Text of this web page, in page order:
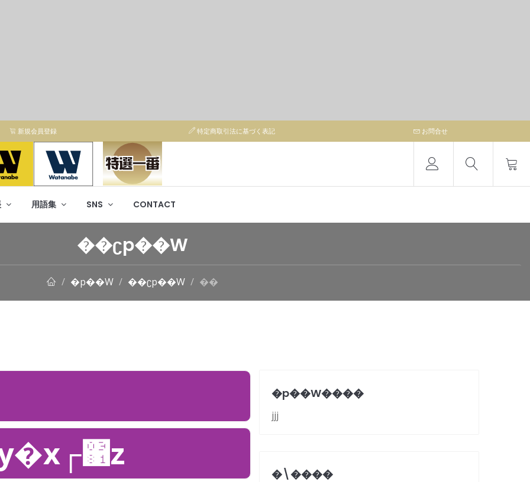
新規会員登録 特定商取引法に基づく表記 お問合せ
用語集 SNS CONTACT
��ʗp��W
�p��W ��ʗp��W ��
�p��W����
jjj
�܏\����